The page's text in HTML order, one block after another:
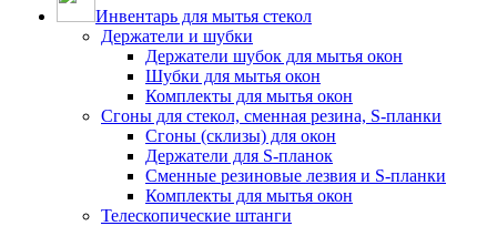
Инвентарь для мытья стекол
Держатели и шубки
Держатели шубок для мытья окон
Шубки для мытья окон
Комплекты для мытья окон
Сгоны для стекол, сменная резина, S-планки
Сгоны (склизы) для окон
Держатели для S-планок
Сменные резиновые лезвия и S-планки
Комплекты для мытья окон
Телескопические штанги